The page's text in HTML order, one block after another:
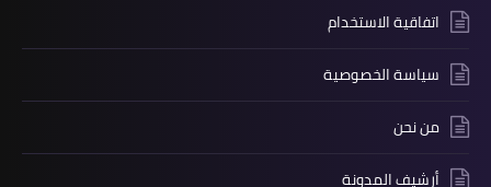
اتفاقية الاستخدام
سياسة الخصوصية
من نحن
أرشيف المدونة